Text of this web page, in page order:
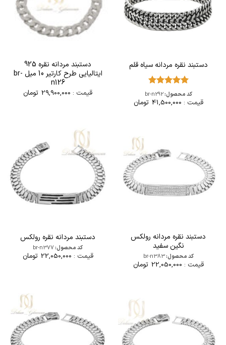
دستبند نقره مردانه سیاه قلم
امتیاز 5از
5
کد محصول:br-n292
قیمت : 41,500,000 تومان
دستبند مردانه نقره 925
ایتالیایی طرح کارتیر 10 میل br-
n126
قیمت : 29,900,000 تومان
دستبند نقره مردانه رولکس
نگین سفید
کد محصول:br-n383
قیمت : 22,050,000 تومان
دستبند مردانه نقره رولکس
کد محصول:br-n377
قیمت : 22,050,000 تومان